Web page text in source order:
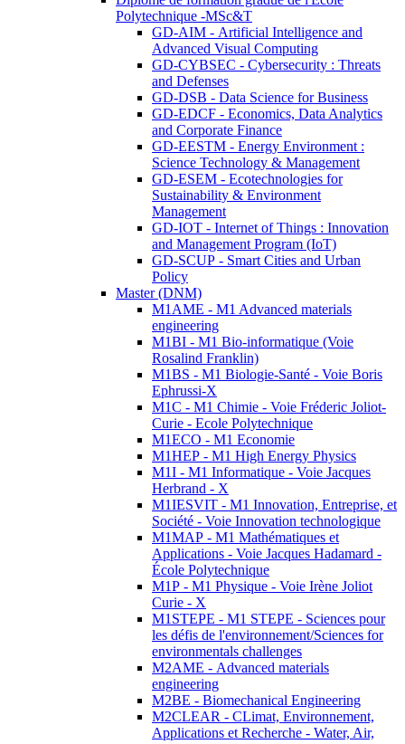
Polytechnique -MSc&T
GD-AIM - Artificial Intelligence and
Advanced Visual Computing
GD-CYBSEC - Cybersecurity : Threats
and Defenses
GD-DSB - Data Science for Business
GD-EDCF - Economics, Data Analytics
and Corporate Finance
GD-EESTM - Energy Environment :
Science Technology & Management
GD-ESEM - Ecotechnologies for
Sustainability & Environment
Management
GD-IOT - Internet of Things : Innovation
and Management Program (IoT)
GD-SCUP - Smart Cities and Urban
Policy
Master (DNM)
M1AME - M1 Advanced materials
engineering
M1BI - M1 Bio-informatique (Voie
Rosalind Franklin)
M1BS - M1 Biologie-Santé - Voie Boris
Ephrussi-X
M1C - M1 Chimie - Voie Fréderic Joliot-
Curie - Ecole Polytechnique
M1ECO - M1 Economie
M1HEP - M1 High Energy Physics
M1I - M1 Informatique - Voie Jacques
Herbrand - X
M1IESVIT - M1 Innovation, Entreprise, et
Société - Voie Innovation technologique
M1MAP - M1 Mathématiques et
Applications - Voie Jacques Hadamard -
École Polytechnique
M1P - M1 Physique - Voie Irène Joliot
Curie - X
M1STEPE - M1 STEPE - Sciences pour
les défis de l'environnement/Sciences for
environmentals challenges
M2AME - Advanced materials
engineering
M2BE - Biomechanical Engineering
M2CLEAR - CLimat, Environnement,
Applications et Recherche - Water, Air,